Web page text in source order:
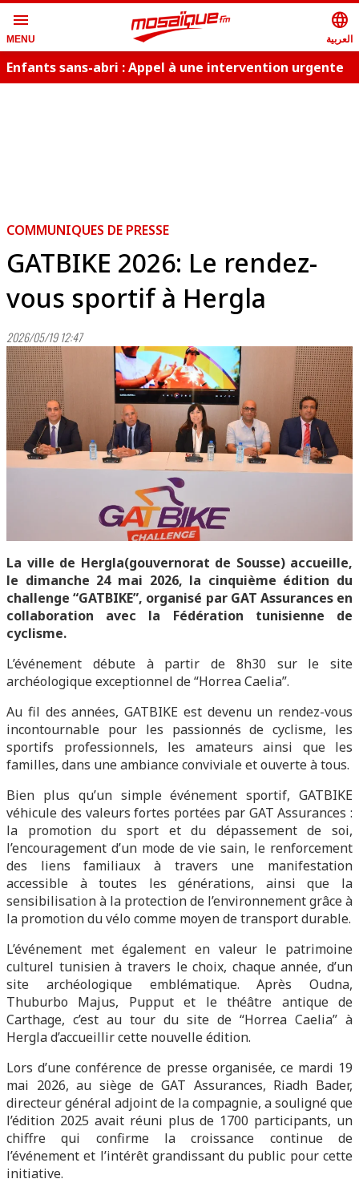
menu
MENU
language
العربية
Enfants sans-abri : Appel à une intervention urgente
COMMUNIQUES DE PRESSE
GATBIKE 2026: Le rendez-
vous sportif à Hergla
2026/05/19 12:47
La ville de Hergla(gouvernorat de Sousse) accueille,
le dimanche 24 mai 2026, la cinquième édition du
challenge “GATBIKE”, organisé par GAT Assurances en
collaboration avec la Fédération tunisienne de
cyclisme.
L’événement débute à partir de 8h30 sur le site
archéologique exceptionnel de “Horrea Caelia”.
Au fil des années, GATBIKE est devenu un rendez-vous
incontournable pour les passionnés de cyclisme, les
sportifs professionnels, les amateurs ainsi que les
familles, dans une ambiance conviviale et ouverte à tous.
Bien plus qu’un simple événement sportif, GATBIKE
véhicule des valeurs fortes portées par GAT Assurances :
la promotion du sport et du dépassement de soi,
l’encouragement d’un mode de vie sain, le renforcement
des liens familiaux à travers une manifestation
accessible à toutes les générations, ainsi que la
sensibilisation à la protection de l’environnement grâce à
la promotion du vélo comme moyen de transport durable.
L’événement met également en valeur le patrimoine
culturel tunisien à travers le choix, chaque année, d’un
site archéologique emblématique. Après Oudna,
Thuburbo Majus, Pupput et le théâtre antique de
Carthage, c’est au tour du site de “Horrea Caelia” à
Hergla d’accueillir cette nouvelle édition.
Lors d’une conférence de presse organisée, ce mardi 19
mai 2026, au siège de GAT Assurances, Riadh Bader,
directeur général adjoint de la compagnie, a souligné que
l’édition 2025 avait réuni plus de 1700 participants, un
chiffre qui confirme la croissance continue de
l’événement et l’intérêt grandissant du public pour cette
initiative.